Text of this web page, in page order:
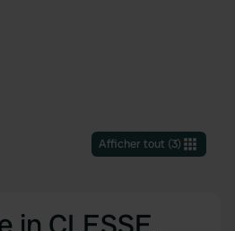
Afficher tout(3)